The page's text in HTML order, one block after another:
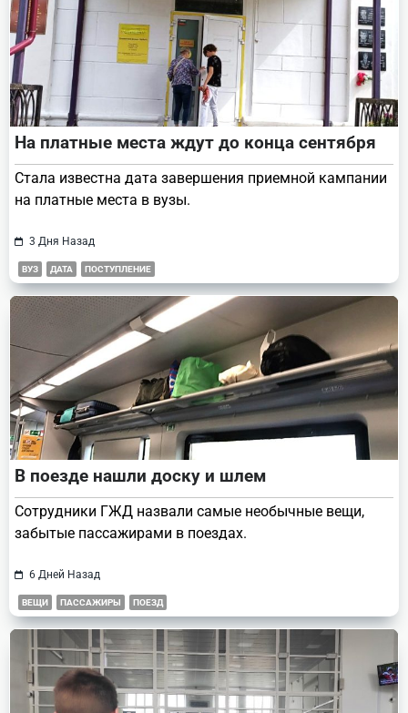
На платные места ждут до конца сентября
Стала известна дата завершения приемной кампании
на платные места в вузы.
3 Дня Назад
ВУЗ ДАТА ПОСТУПЛЕНИЕ
В поезде нашли доску и шлем
Сотрудники ГЖД назвали самые необычные вещи,
забытые пассажирами в поездах.
6 Дней Назад
ВЕЩИ ПАССАЖИРЫ ПОЕЗД